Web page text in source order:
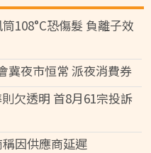
108°C恐傷髮 負離子效
冀夜市恒常 派夜消費券
欠透明 首8月61宗投訴
因供應商延遲